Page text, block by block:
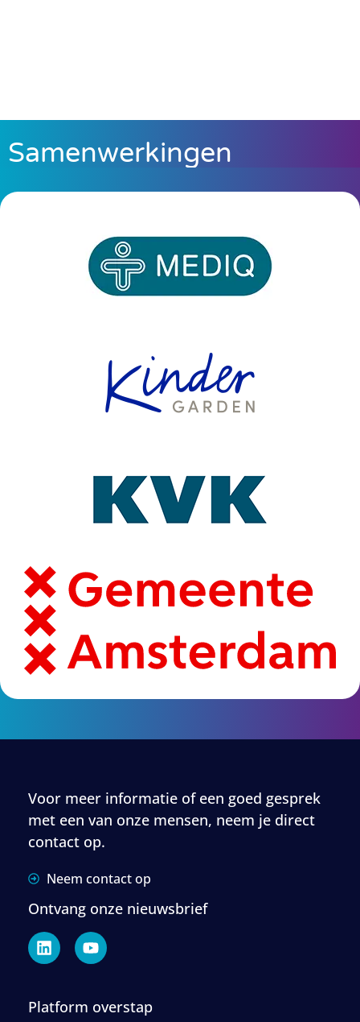
Samenwerkingen
Voor meer informatie of een goed gesprek
met een van onze mensen, neem je direct
contact op.
Neem contact op
Ontvang onze nieuwsbrief
Platform overstap